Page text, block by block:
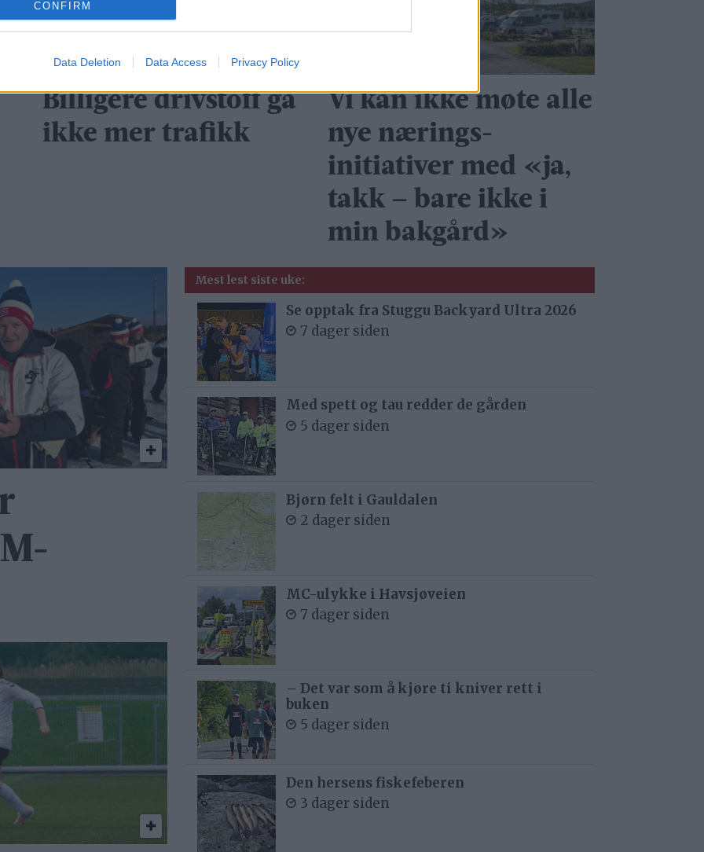
CONFIRM
Data Deletion Data Access Privacy Policy
Billigere drivstoff ga
ikke mer trafikk
Vi kan ikke møte alle
nye nærings­
initiativer med «ja,
takk – bare ikke i
min bakgård»
Mest lest siste uke:
Se opptak fra Stuggu Backyard Ultra 2026
7 dager siden
Med spett og tau redder de gården
5 dager siden
Bjørn felt i Gauldalen
2 dager siden
MC-ulykke i Havsjøveien
7 dager siden
– Det var som å kjøre ti kniver rett i
buken
5 dager siden
Den hersens fiskefeberen
3 dager siden